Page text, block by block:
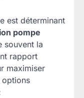
est déterminant
pompe
souvent la
rapport
maximiser
options